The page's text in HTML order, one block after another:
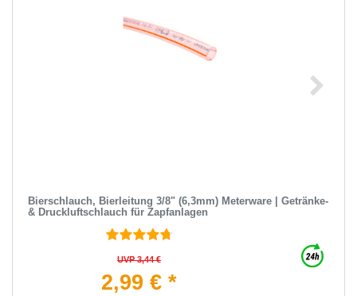
Bierschlauch, Bierleitung 3/8" (6,3mm) Meterware | Getränke-
& Druckluftschlauch für Zapfanlagen
UVP 3,44 €
2,99 € *